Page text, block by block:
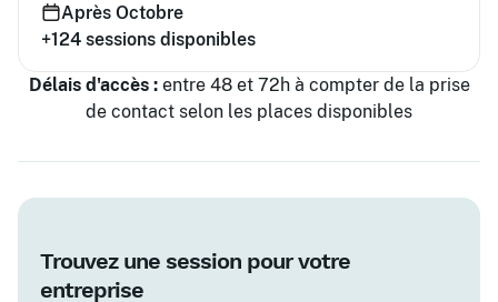
Après Octobre
+124 sessions disponibles
Délais d'accès :entre 48 et 72h à compter de la prise
de contact selon les places disponibles
Trouvez une session pour votre
entreprise